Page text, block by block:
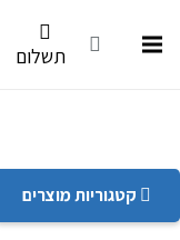
תשלום
קטגוריות מוצרים